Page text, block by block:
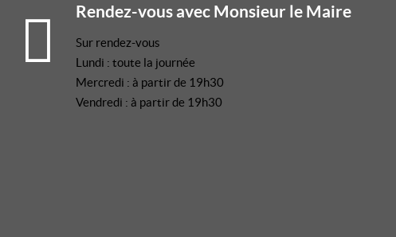
Rendez-vous avec Monsieur le Maire
Sur rendez-vous
Lundi : toute la journée
Mercredi : à partir de 19h30
Vendredi : à partir de 19h30